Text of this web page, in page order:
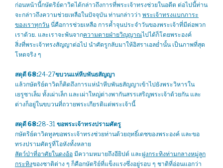
ก่อนหน้านี้กษัตริย์ดาวิดได้กล่าวถึงการที่พระเจ้าทรงช่วยในอดีต ต่อไปนี้ท่าน
จะกล่าวถึงความช่วยเหลือในปัจจุบัน ท่านกล่าวว่า พระเจ้าทรงแบกภาระ
ของเราทุกวัน นี่คือการช่วยเหลือ การค้ำจุนประจำวันของพระเจ้าที่มีต่อพวก
เราด้วย. และเราจะพ้นจากความตายฝ่ายวิญญาณไปได้ก็โดยพระองค์
สิ่งที่พระเจ้าทรงสัญญาต่อไป นำศัตรูกลับมาให้อิสราเอลย่ำนั้น เป็นภาพที่สุด
โหดจริง ๆ
สดุดี 68:24-27ขบวนแห่หีบพันธสัญญา
แล้วกษัตริย์ดาวิดก็คิดถึงการแห่นำหีบพันธสัญญาเข้าไปยังพระวิหารใน
เยรูซาเล็ม ทั้งเผ่าเล็ก และเผ่าใหญ่ต่างพากันสรรเสริญพระเจ้าด้วยกัน และ
ต่างก็อยู่ในขบวนที่ถวายพระเกียรติแด่พระเจ้านี้
สดุดี 68:28-31 ขอพระเจ้าทรงปรามศัตรู
กษัตริย์ดาวิดทูลขอพระเจ้าทรงช่วยท่านด้วยฤทธิ์เดชของพระองค์ และขอ
ทรงปรามศัตรูที่โอหังทั้งหลาย
สัตว์ป่าที่อาศัยในดงอ้อ มีความหมายถึงอียิปต์ และฝูงกระทิงท่ามกลางหมู่ลูก
กระทิงของชาติต่าง ๆ ก็คือกษัตริย์ที่แข็งแรงซึ่งอยู่รอบ ๆ ชาติที่อ่อนแอกว่า